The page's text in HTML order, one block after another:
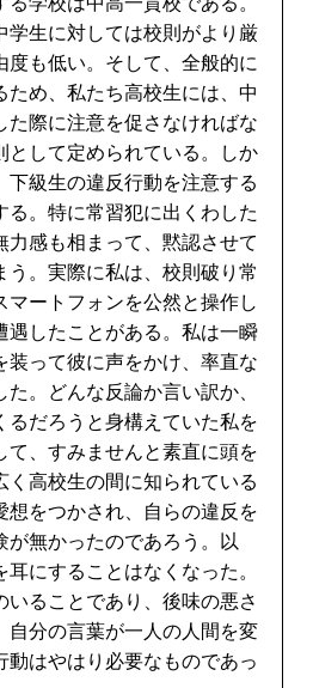
学生に対しては校則がより厳
度も低い。そして、全般的に
め、私たち高校生には、中
際に注意を促さなければな
として定められている。しか
下級生の違反行動を注意する
る。特に常習犯に出くわした
感も相まって、黙認させて
う。実際に私は、校則破り常
ートフォンを公然と操作し
遇したことがある。私は一瞬
装って彼に声をかけ、率直な
。どんな反論か言い訳か、
るだろうと身構えていた私を
、すみませんと素直に頭を
高校生の間に知られている
をつかされ、自らの違反を
無かったのであろう。以
にすることはなくなった。
ることであり、後味の悪さ
自分の言葉が一人の人間を変
動はやはり必要なものであっ